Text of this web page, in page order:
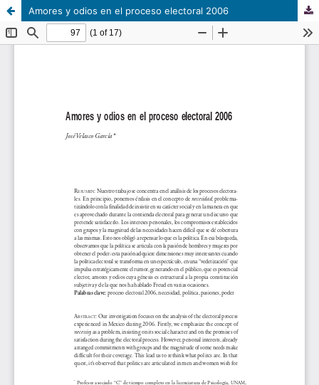
Amores y odios en el proceso electoral 2006